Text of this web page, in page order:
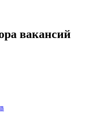
вакансий